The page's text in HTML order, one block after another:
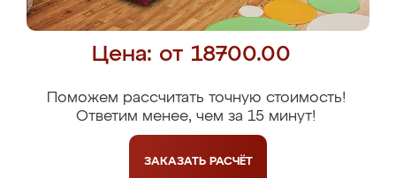
Цена: от 18700.00
Поможем рассчитать точную стоимость!
Ответим менее, чем за 15 минут!
ЗАКАЗАТЬ РАСЧЁТ